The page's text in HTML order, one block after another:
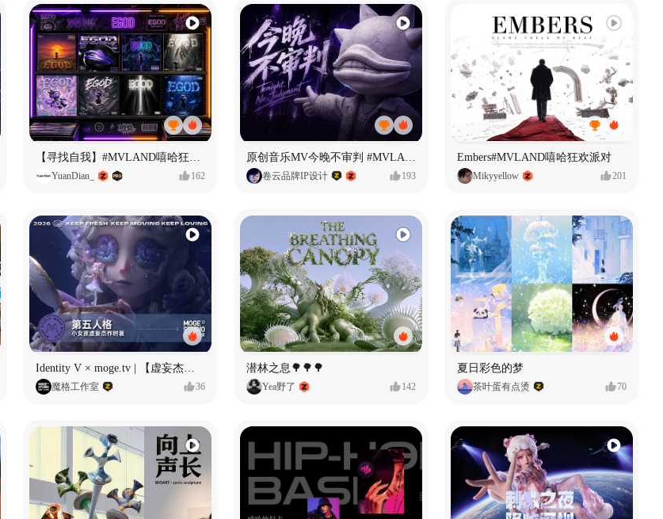
YuanDian_ 162 卷云品牌IP设计 193
Embers#MVLAND嘻哈狂欢派对
Mikyyellow 201
Identity V × moge.tv | 【虚妄杰作时装】“小女孩”
魔格工作室 36
潜林之息🌳🌳🌳
Yea野了 142
夏日彩色的梦
茶叶蛋有点烫 70